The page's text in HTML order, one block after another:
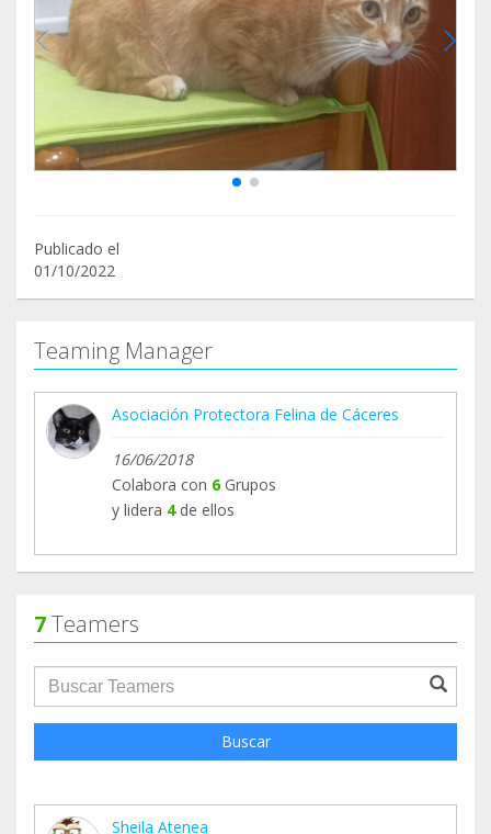
Publicado el
01/10/2022
Teaming Manager
Asociación Protectora Felina de Cáceres
16/06/2018
Colabora con 6Grupos
y lidera 4 de ellos
7Teamers
groupProfile.searchForm.search.text???
Buscar
Sheila Atenea